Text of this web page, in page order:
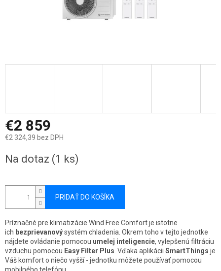
€2 859
€2 324,39 bez DPH
cena:
Na dotaz (1 ks)
PRIDAŤ DO KOŠÍKA
Príznačné pre klimatizácie Wind Free Comfort je istotne
ich bezprievanovýsystém chladenia. Okrem toho v tejto jednotke
nájdete ovládanie pomocou umelej inteligencie, vylepšenú filtráciu
vzduchu pomocou Easy Filter Plus. Vďaka aplikácii SmartThings je
Váš komfort o niečo vyšší - jednotku môžete používať pomocou